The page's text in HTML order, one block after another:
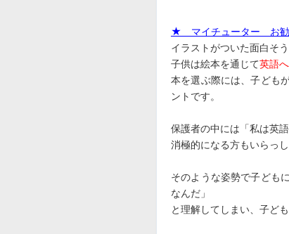
★ マイチューター お勧
イラストがついた面白そ
子供は絵本を通じて英語
本を選ぶ際には、子ども
ントです。
保護者の中には「私は英
消極的になる方もいらっ
そのような姿勢で子ども
なんだ」
と理解してしまい、子ど